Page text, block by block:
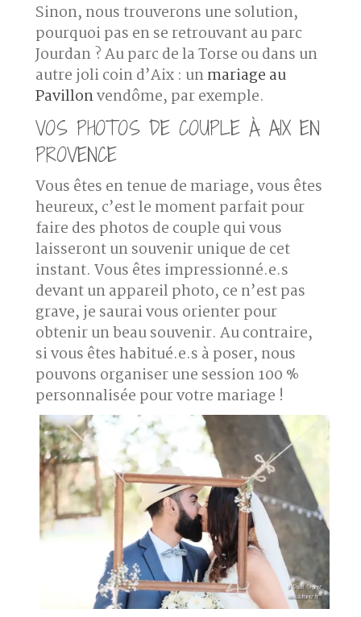
Sinon, nous trouverons une solution,
pourquoi pas en se retrouvant au parc
Jourdan ? Au parc de la Torse ou dans un
autre joli coin d’Aix : unmariage au
Pavillonvendôme, par exemple.
VOS PHOTOS DE COUPLE À AIX EN
PROVENCE
Vous êtes en tenue de mariage, vous êtes
heureux, c’est le moment parfait pour
faire des photos de couple qui vous
laisseront un souvenir unique de cet
instant. Vous êtes impressionné.e.s
devant un appareil photo, ce n’est pas
grave, je saurai vous orienter pour
obtenir un beau souvenir. Au contraire,
si vous êtes habitué.e.s à poser, nous
pouvons organiser une session 100 %
personnalisée pour votre mariage !